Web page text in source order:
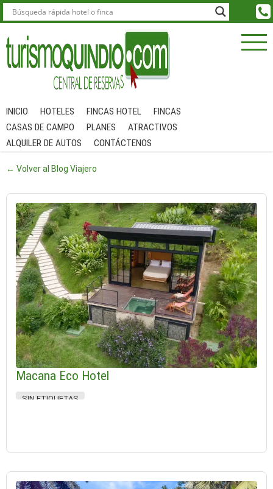
INICIO HOTELES FINCAS HOTEL
FINCAS
CASAS DE CAMPO
PLANES
ATRACTIVOS
ALQUILER DE AUTOS
CONTÁCTENOS
← Volver al Blog Viajero
Macana Eco Hotel
SIN ETIQUETAS